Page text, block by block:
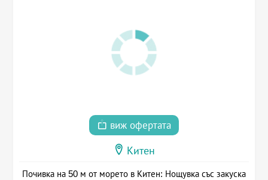
виж офертата
Китен
Почивка на 50 м от морето в Китен: Нощувка със закуска